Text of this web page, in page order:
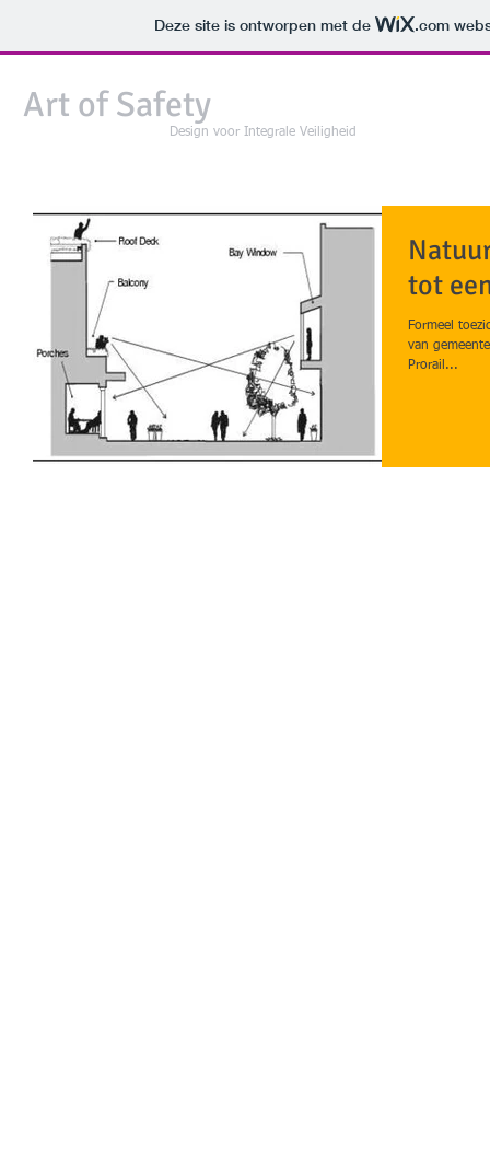
Deze site is ontworpen met de .com
Art of Safety
Design voor Integrale Veiligheid
tot
Formeel
van
Prorail...